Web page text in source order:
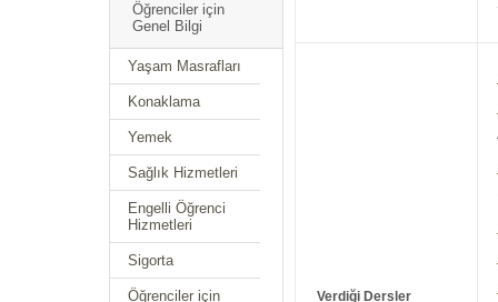
Öğrenciler için
Genel Bilgi
Yaşam Masrafları
Konaklama
Yemek
Sağlık Hizmetleri
Engelli Öğrenci
Hizmetleri
Sigorta
Öğrenciler için
Verdiği Dersler